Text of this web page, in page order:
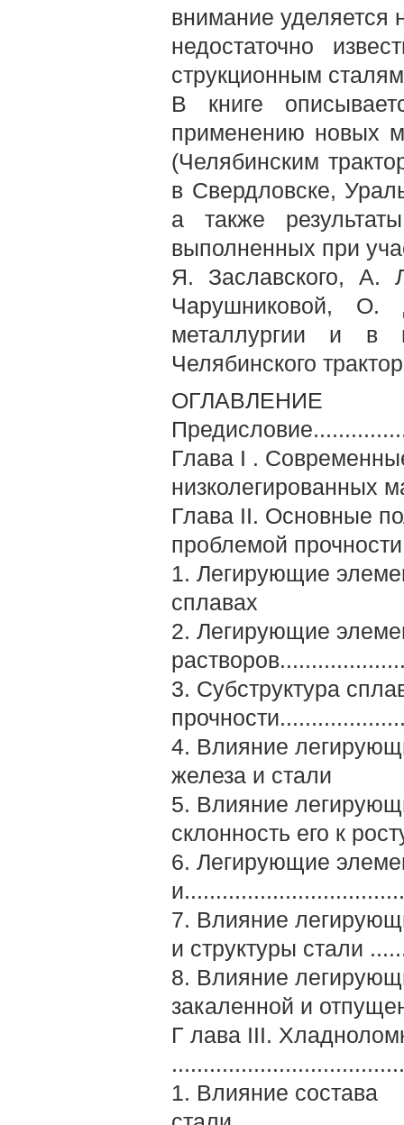
внимание уделяется
недостаточно
струкционным
В книге
примене­нию новых
(Челябинским
в Свердловске,
а также
выполненных при
Я. Заславского, А.
Чарушниковой,
металлургии и в
Челябинского
ОГЛАВЛЕНИЕ
Глава I .
низколегированных
Глава II. Основные
проблемой
1. Легирующие
сплавах
2. Легирующие
3. Субструктура
4. Влияние
железа и стали
5. Влияние
склонность его к
6. Легирующие
и...................................
7. Влияние
и струк­туры стали
8. Влияние
закален­ной и
Г лава III.
1. Влияние состава